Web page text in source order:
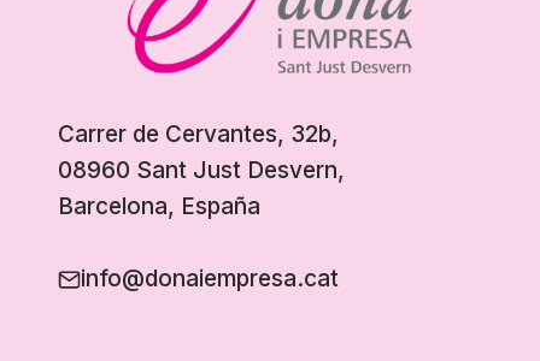
Carrer de Cervantes, 32b,
08960 Sant Just Desvern,
Barcelona, España
info@donaiempresa.cat